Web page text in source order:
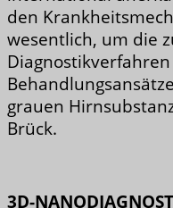
den
wesentlich, um die
grauen
Brück.
3D-